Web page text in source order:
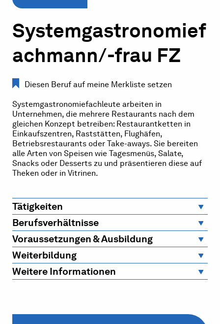
Systemgastronomief
achmann/-frau FZ
Diesen Beruf auf meine Merkliste setzen
Systemgastronomiefachleute arbeiten in
Unternehmen, die mehrere Restaurants nach dem
gleichen Konzept betreiben: Restaurantketten in
Einkaufszentren, Raststätten, Flughäfen,
Betriebsrestaurants oder Take-aways. Sie bereiten
alle Arten von Speisen wie Tagesmenüs, Salate,
Snacks oder Desserts zu und präsentieren diese auf
Theken oder in Vitrinen.
Tätigkeiten
Berufsverhältnisse
Voraussetzungen & Ausbildung
Weiterbildung
Weitere Informationen